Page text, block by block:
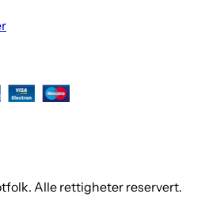
Alle rettigheter reservert.